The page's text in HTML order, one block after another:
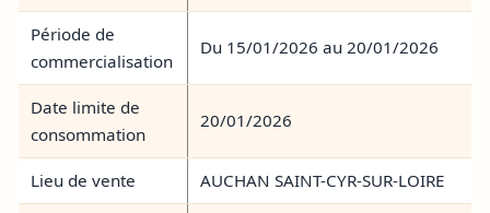
Période de
commercialisation
Du 15/01/2026 au 20/01/2026
Date limite de
consommation
20/01/2026
Lieu de vente AUCHAN SAINT-CYR-SUR-LOIRE